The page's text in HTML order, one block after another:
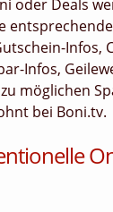
oder Deals
Infos,
Infos,
möglichen
bei Boni.tv.